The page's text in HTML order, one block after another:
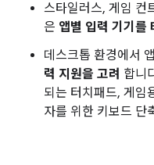
스타일러스, 게임 컨
은 앱별 입력 기기를
데스크톱 환경에서
력 지원을 고려 합니
되는 터치패드, 게임
자를 위한 키보드 단